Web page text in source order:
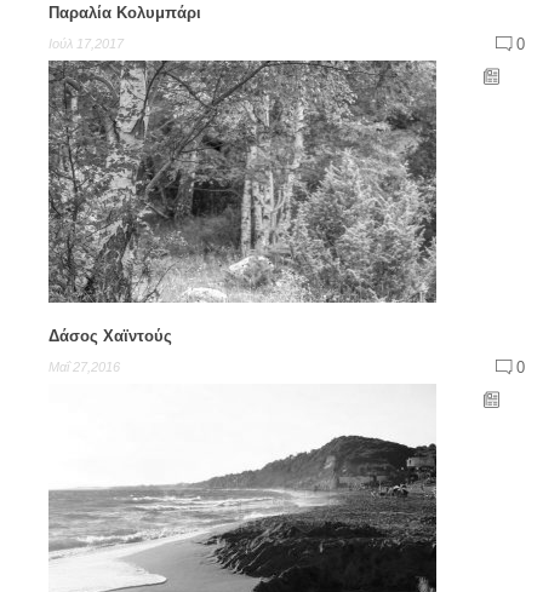
Παραλία Κολυμπάρι
Ιούλ 17,2017 0
Δάσος Χαϊντούς
Μαΐ 27,2016 0